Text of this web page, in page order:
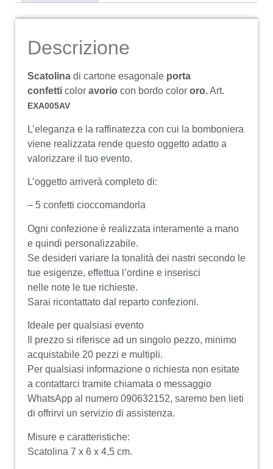
Descrizione
Scatolina di cartone esagonale porta
confetti color avorio con bordo color oro.Art.
EXA005AV
L’eleganza e la raffinatezza con cui la bomboniera
viene realizzata rende questo oggetto adatto a
valorizzare il tuo evento.
L’oggetto arriverà completo di:
– 5 confetti cioccomandorla
Ogni confezione è realizzata interamente a mano
e quindi personalizzabile.
Se desideri variare la tonalità dei nastri secondo le
tue esigenze, effettua l’ordine e inserisci
nelle note le tue richieste.
Sarai ricontattato dal reparto confezioni.
Ideale per qualsiasi evento
Il prezzo si riferisce ad un singolo pezzo, minimo
acquistabile 20 pezzi e multipli.
Per qualsiasi informazione o richiesta non esitate
a contattarci tramite chiamata o messaggio
WhatsApp al numero 090632152, saremo ben lieti
di offrirvi un servizio di assistenza.
Misure e caratteristiche:
Scatolina 7 x 6 x 4,5 cm.